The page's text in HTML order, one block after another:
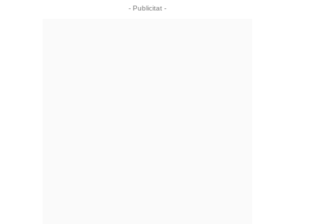
- Publicitat -